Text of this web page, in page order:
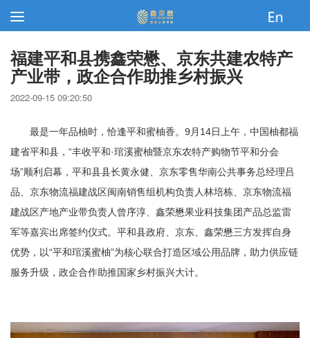
福建平和县携鑫荣懋、京东共建农特产
产业带，政企合作助推乡村振兴
2022-09-15 09:20:50
最是一年品柚时，恰逢平和蜜柚香。9月14日上午，中国柚都福
建省平和县，“丰收平和·琯溪蜜柚暨京东农特产购物节平和分会
场”顺利启幕，平和县县长黄永健、京东零售华南公共事务总经理吕
品、京东物流福建战区闽南销售组机构负责人林培栋、京东物流福
建战区产地产业带负责人曾序淳、鑫荣懋果业科技集团产品总监雷
军等嘉宾出席签约仪式。平和县政府、京东、鑫荣懋三方发挥自身
优势，以“平和琯溪蜜柚”为核心联合打造区域公用品牌，助力供应链
服务升级，政企合作助推国家乡村振兴大计。